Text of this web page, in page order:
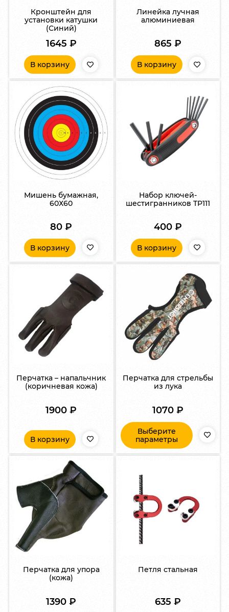
Кронштейн для
установки катушки
(Синий)
1645 ₽
В корзину
Линейка лучная
алюминиевая
865 ₽
В корзину
Мишень бумажная,
60Х60
80₽
В корзину
Набор ключей-
шестигранников TP111
400 ₽
В корзину
Перчатка – напальчник
(коричневая кожа)
1900₽
В корзину
Перчатка для стрельбы
из лука
1070 ₽
Выберите
параметры
Перчатка для упора
(кожа)
1390₽
Петля стальная
635 ₽